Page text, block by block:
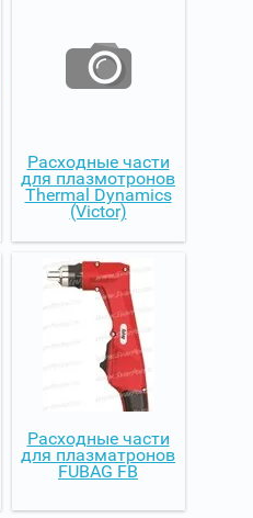
Расходные части
для плазмотронов
Thermal Dynamics
(Victor)
Расходные части
для плазматронов
FUBAG FB